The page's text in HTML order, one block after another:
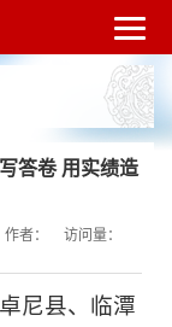
网站无障
登录
答卷 用实绩造
作者：
访问量：
尼县、临潭